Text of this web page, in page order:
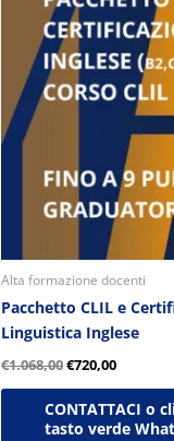
Alta formazione docenti
Pacchetto CLIL e
Linguistica Inglese
€1.068,00
era:
€1.068,00.
€720,00
è:
€720,00.
CONTATTACI o
tasto verde